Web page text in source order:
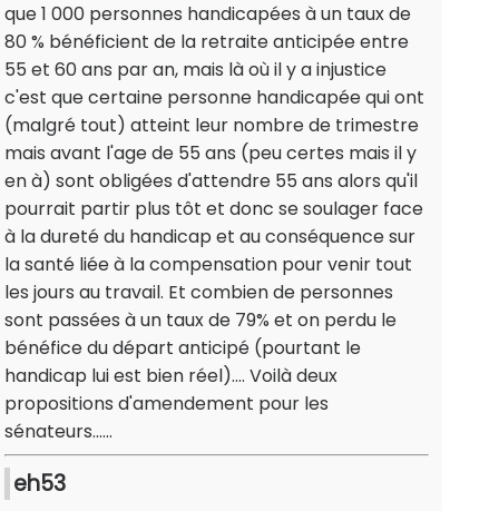
que 1 000 personnes handicapées à un taux de
80 % bénéficient de la retraite anticipée entre
55 et 60 ans par an, mais là où il y a injustice
c'est que certaine personne handicapée qui ont
(malgré tout) atteint leur nombre de trimestre
mais avant l'age de 55 ans (peu certes mais il y
en à) sont obligées d'attendre 55 ans alors qu'il
pourrait partir plus tôt et donc se soulager face
à la dureté du handicap et au conséquence sur
la santé liée à la compensation pour venir tout
les jours au travail. Et combien de personnes
sont passées à un taux de 79% et on perdu le
bénéfice du départ anticipé (pourtant le
handicap lui est bien réel).... Voilà deux
propositions d'amendement pour les
sénateurs......
eh53